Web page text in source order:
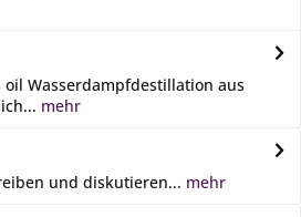
oil Wasserdampfdestillation aus
mehr
und diskutieren... mehr